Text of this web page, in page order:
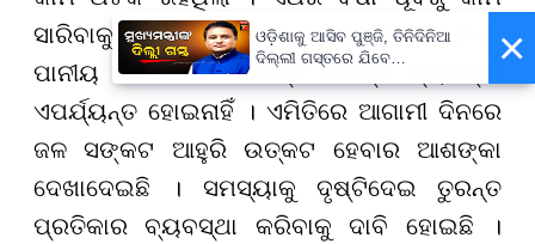
ସାରିବାକୁ ଆଗୁଆ ପଦକ୍ଷେପ ନିଆଯାଇଛି ସତ, କିନ୍ତୁ
ପାନୀୟ ଜଳ ପାଇଁ ଯଥେଷ୍ଟ ବିକଳ୍ପ ବ୍ୟବସ୍ଥା
ଏପର୍ଯ୍ୟନ୍ତ ହୋଇନାହିଁ । ଏମିତିରେ ଆଗାମୀ ଦିନରେ
ଜଳ ସଙ୍କଟ ଆହୁରି ଉତ୍କଟ ହେବାର ଆଶଙ୍କା
ଦେଖାଦେଇଛି । ସମସ୍ୟାକୁ ଦୃଷ୍ଟିଦେଇ ତୁରନ୍ତ
ପ୍ରତିକାର ବ୍ୟବସ୍ଥା କରିବାକୁ ଦାବି ହୋଇଛି ।
×
ଓଡ଼ିଶାକୁ ଆସିବ ପୁଞ୍ଜି, ତିନିଦିନିଆ
ଦିଲ୍ଲୀ ଗସ୍ତରେ ଯିବେ